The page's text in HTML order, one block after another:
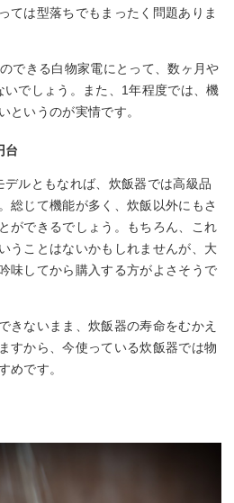
ては型落ちでもまったく問題ありま
できる白物家電にとって、数ヶ月や
でしょう。また、1年程度では、機
というのが実情です。
台
ルともなれば、炊飯器では高級品
総じて機能が多く、炊飯以外にもさ
ができるでしょう。もちろん、これ
うことはないかもしれませんが、大
味してから購入する方がよさそうで
きないまま、炊飯器の寿命をむかえ
すから、今使っている炊飯器では物
めです。